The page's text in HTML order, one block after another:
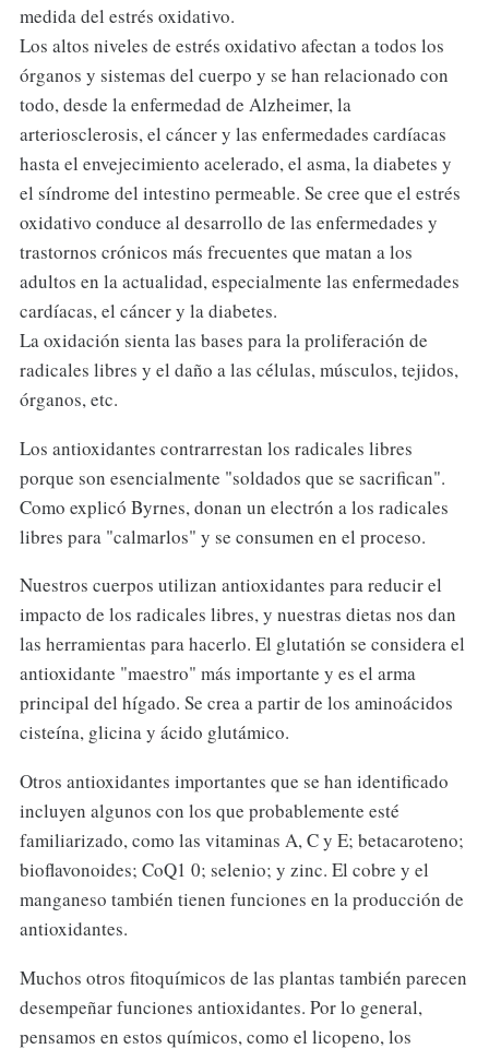
medida del estrés oxidativo.
Los altos niveles de estrés oxidativo afectan a todos los
órganos y sistemas del cuerpo y se han relacionado con
todo, desde la enfermedad de Alzheimer, la
arteriosclerosis, el cáncer y las enfermedades cardíacas
hasta el envejecimiento acelerado, el asma, la diabetes y
el síndrome del intestino permeable. Se cree que el estrés
oxidativo conduce al desarrollo de las enfermedades y
trastornos crónicos más frecuentes que matan a los
adultos en la actualidad, especialmente las enfermedades
cardíacas, el cáncer y la diabetes.
La oxidación sienta las bases para la proliferación de
radicales libres y el daño a las células, músculos, tejidos,
órganos, etc.
Los antioxidantes contrarrestan los radicales libres
porque son esencialmente "soldados que se sacrifican".
Como explicó Byrnes, donan un electrón a los radicales
libres para "calmarlos" y se consumen en el proceso.
Nuestros cuerpos utilizan antioxidantes para reducir el
impacto de los radicales libres, y nuestras dietas nos dan
las herramientas para hacerlo. El glutatión se considera el
antioxidante "maestro" más importante y es el arma
principal del hígado. Se crea a partir de los aminoácidos
cisteína, glicina y ácido glutámico.
Otros antioxidantes importantes que se han identificado
incluyen algunos con los que probablemente esté
familiarizado, como las vitaminas A, C y E; betacaroteno;
bioflavonoides; CoQ1 0; selenio; y zinc. El cobre y el
manganeso también tienen funciones en la producción de
antioxidantes.
Muchos otros fitoquímicos de las plantas también parecen
desempeñar funciones antioxidantes. Por lo general,
pensamos en estos químicos, como el licopeno, los